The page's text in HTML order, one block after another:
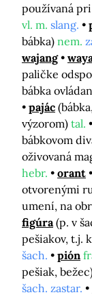
používaná
vl. m. slang.
bábka) nem.
wajang
paličke
bábka
pajác
výzorom) tal.
bábkovom
oživovaná
hebr.
orant
otvorenými
umení, na
figúra (p. v
pešiakov, t.j.
šach.
pión
pešiak,
šach. zastar.